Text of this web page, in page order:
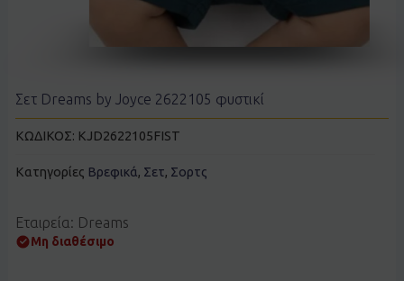
Σετ Dreams by Joyce 2622105 φυστικί
ΚΩΔΙΚΟΣ: KJD2622105FIST
Κατηγορίες Βρεφικά, Σετ, Σορτς
Εταιρεία: Dreams
Μη διαθέσιμο